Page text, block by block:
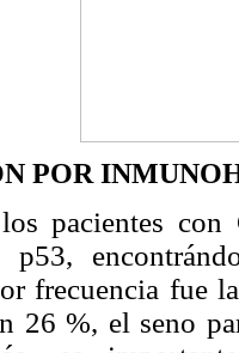
POR
pacientes con
p53,
frecuencia fue
26 %, el seno